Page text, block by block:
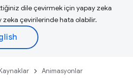
dile çevirmek için yapay zeka
zeka çevirilerinde hata olabilir.
Animasyonlar